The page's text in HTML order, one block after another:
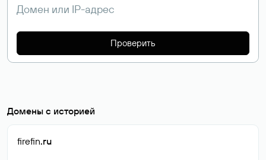
Проверить
Домены с историей
firefin.ru